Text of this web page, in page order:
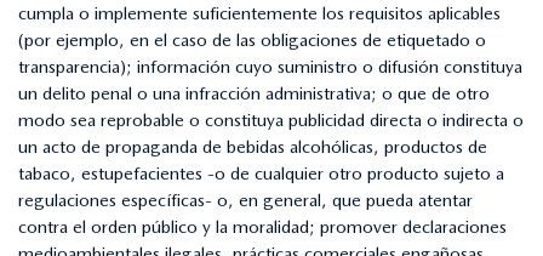
cumpla o implemente suficientemente los requisitos aplicables
(por ejemplo, en el caso de las obligaciones de etiquetado o
transparencia); información cuyo suministro o difusión constituya
un delito penal o una infracción administrativa; o que de otro
modo sea reprobable o constituya publicidad directa o indirecta o
un acto de propaganda de bebidas alcohólicas, productos de
tabaco, estupefacientes -o de cualquier otro producto sujeto a
regulaciones específicas- o, en general, que pueda atentar
contra el orden público y la moralidad; promover declaraciones